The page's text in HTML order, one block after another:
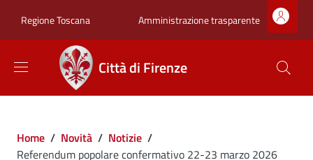
Regione Toscana Zona superiore
Amministrazione trasparente
Città di Firenze
Briciole di pane
Home / Novità / Notizie /
Referendum popolare confermativo 22-23 marzo 2026